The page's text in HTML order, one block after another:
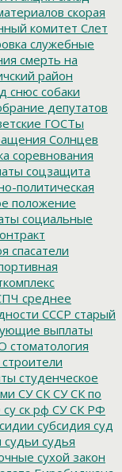
скорая
комитет Слет
служебные
смерть на
район
снюс собаки
депутатов
ГОСТы
Солнцев
соревнования
соцзащита
политическая
положение
социальные
спасатели
среднее
СССР старый
выплаты
стоматология
строители
студенческое
СУ СК СУ СК по
су ск рф СУ СК РФ
субсидия суд
судьи судья
сухой закон